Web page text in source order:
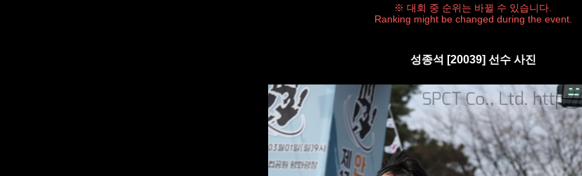
※ 대회 중 순위는 바뀔 수 있습니다.
Ranking might be changed during the event.
성종석 [20039] 선수 사진